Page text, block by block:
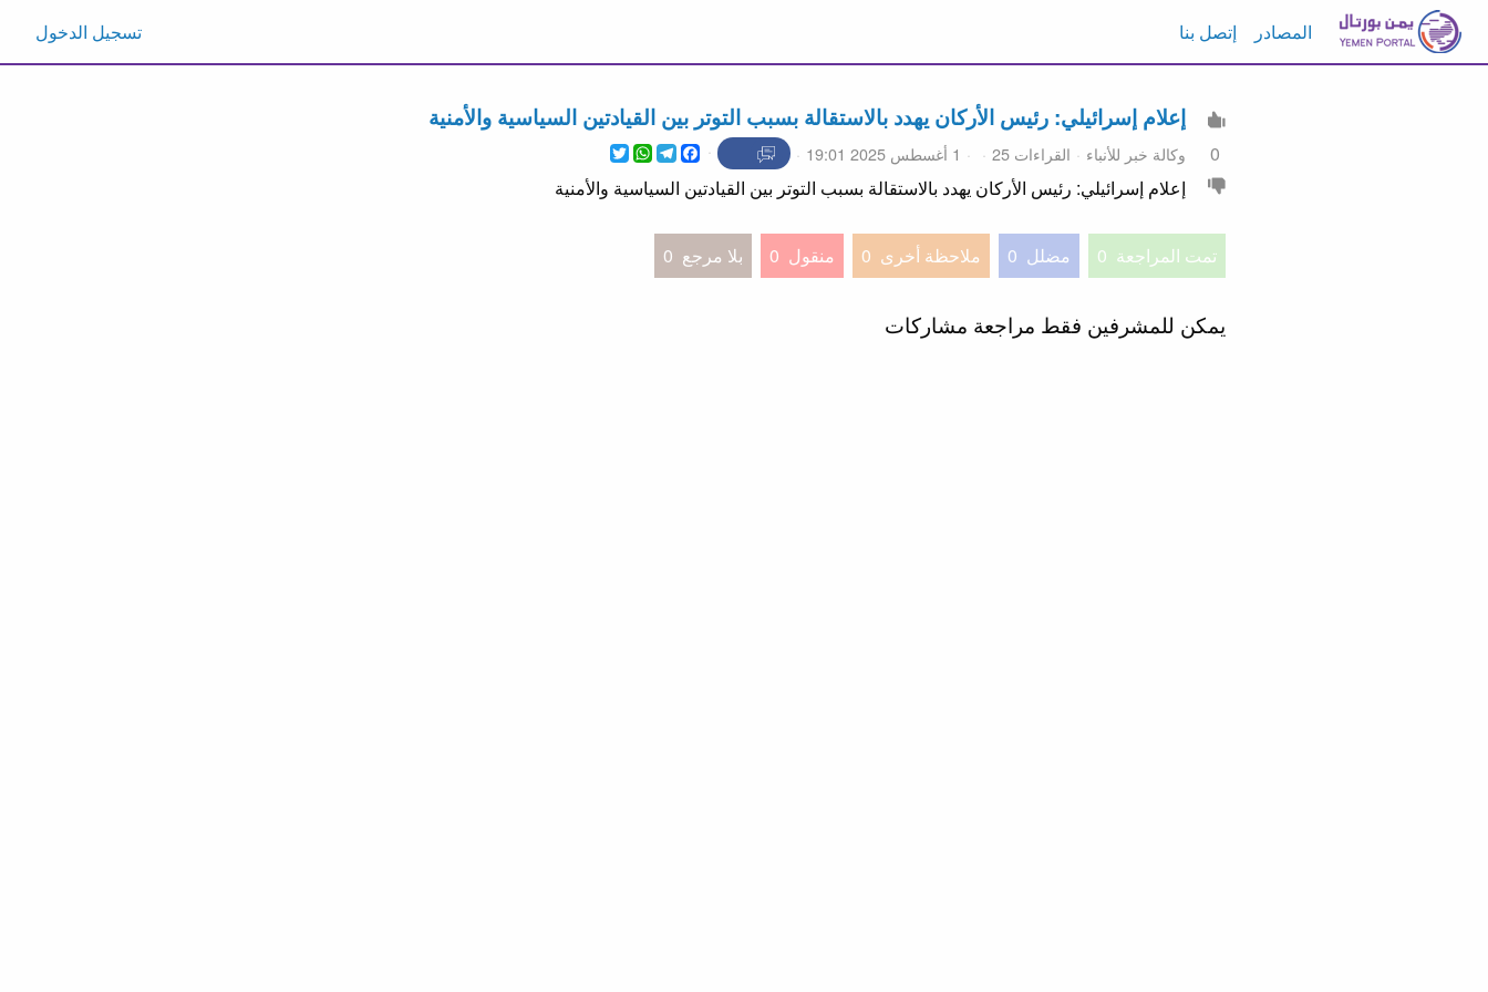
المصادر إتصل بنا تسجيل الدخول
0
إعلام إسرائيلي: رئيس الأركان يهدد بالاستقالة بسبب التوتر بين القيادتين السياسية والأمنية
وكالة خبر للأنباء القراءات 25 1 أغسطس 2025 19:01 Twitter
WhatsApp
Telegram
Facebook
إعلام إسرائيلي: رئيس الأركان يهدد بالاستقالة بسبب التوتر بين القيادتين السياسية والأمنية
تمت المراجعة 0 مضلل 0 ملاحظة أخرى 0 منقول 0 بلا مرجع 0
يمكن للمشرفين فقط مراجعة مشاركات